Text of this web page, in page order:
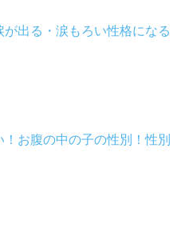
出る・涙もろい性格になる
お腹の中の子の性別！性別